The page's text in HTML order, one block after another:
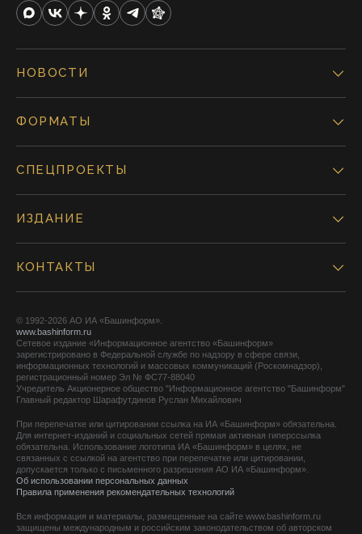
НОВОСТИ
ФОРМАТЫ
СПЕЦПРОЕКТЫ
ИЗДАНИЕ
КОНТАКТЫ
© 1992-2026 АО ИА «Башинформ».
www.bashinform.ru
Сетевое издание «Информационное агентство «Башинформ»
зарегистрировано в Федеральной службе по надзору в сфере связи,
информационных технологий и массовых коммуникаций (Роскомнадзор),
регистрационный номер Эл № ФС77-88040
Учредитель Акционерное общество "Информационное агентство "Башинформ"
Главный редактор Шарафутдинов Руслан Михайлович
При перепечатке или цитировании ссылка на ИА «Башинформ» обязательна.
Для интернет-изданий и социальных сетей прямая активная гиперссылка
обязательна. Использование логотипа ИА «Башинформ» в целях, не
связанных с ссылкой на агентство при перепечатке или цитировании,
допускается только с письменного разрешения АО ИА «Башинформ».
Об использовании персональных данных
Правила применения рекомендательных технологий
Вся информация и материалы, размещенные на сайте www.bashinform.ru
защищены международным и российским законодательством об авторском